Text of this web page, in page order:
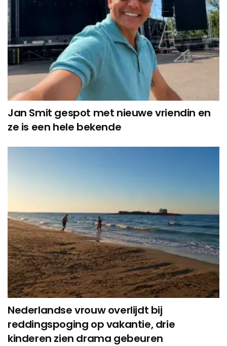
Jan Smit gespot met nieuwe vriendin en
ze is een hele bekende
Nederlandse vrouw overlijdt bij
reddingspoging op vakantie, drie
kinderen zien drama gebeuren